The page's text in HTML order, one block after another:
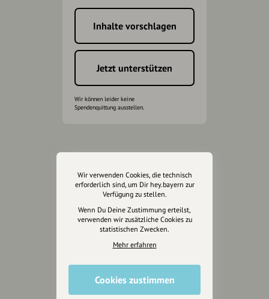
Inhalte vorschlagen
Jetzt unterstützen
Wir können leider keine
Spendenquittung ausstellen.
Wir verwenden Cookies, die technisch
erforderlich sind, um Dir hey.bayern zur
Verfügung zu stellen.
Wenn Du Deine Zustimmung erteilst,
verwenden wir zusätzliche Cookies zu
statistischen Zwecken.
Mehr erfahren
Cookies zustimmen